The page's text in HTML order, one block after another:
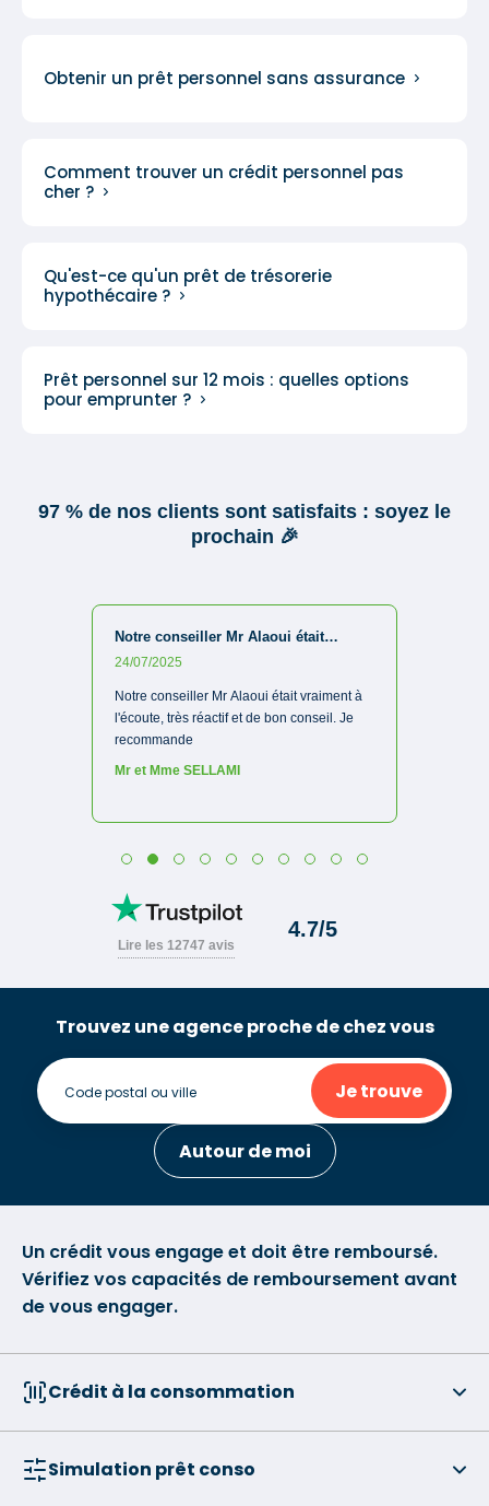
Obtenir un prêt personnel sans assurance
Comment trouver un crédit personnel pas
cher ?
Qu'est-ce qu'un prêt de trésorerie
hypothécaire ?
Prêt personnel sur 12 mois : quelles options
pour emprunter ?
Trouvez une agence proche de chez vous
Je trouve
Autour de moi
Un crédit vous engage et doit être remboursé.
Vérifiez vos capacités de remboursement avant
de vous engager.
Crédit à la consommation
Simulation prêt conso